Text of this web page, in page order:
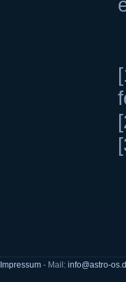
Impressum - Mail: info@astro-